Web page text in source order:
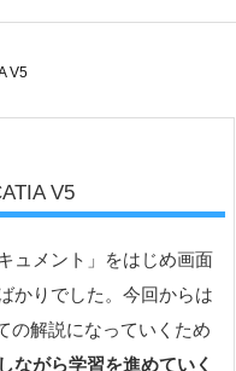

V5
V5
ュメント」をはじめ画面
かりでした。今回からは
の解説になっていくため
ながら学習を進めていく